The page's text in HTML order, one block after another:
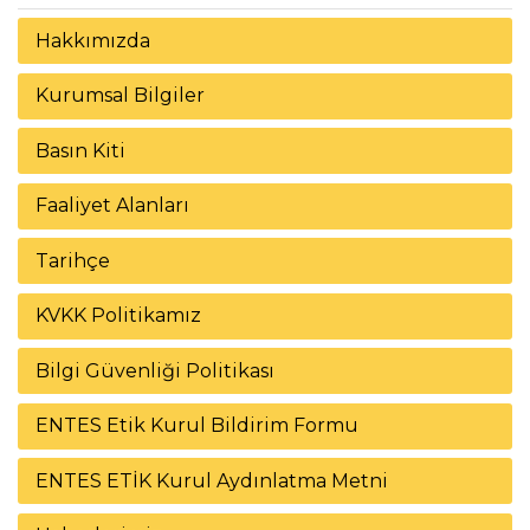
Hakkımızda
Kurumsal Bilgiler
Basın Kiti
Faaliyet Alanları
Tarihçe
KVKK Politikamız
Bilgi Güvenliği Politikası
ENTES Etik Kurul Bildirim Formu
ENTES ETİK Kurul Aydınlatma Metni